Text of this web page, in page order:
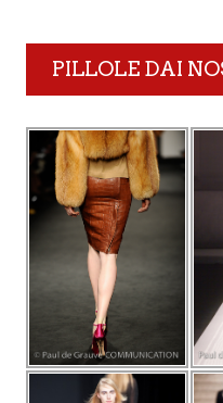
PILLOLE DAI